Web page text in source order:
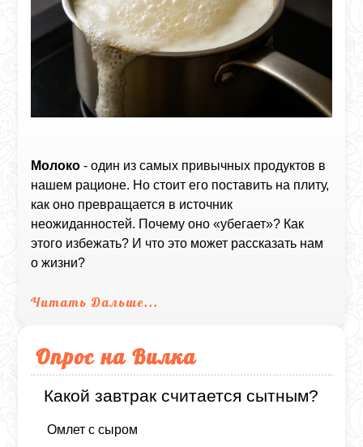
Молоко - один из самых привычных продуктов в
нашем рационе. Но стоит его поставить на плиту,
как оно превращается в источник
неожиданностей. Почему оно «убегает»? Как
этого избежать? И что это может рассказать нам
о жизни?
Читать Дальше...
Опрос на Вилка
Какой завтрак считается сытным?
Омлет с сыром